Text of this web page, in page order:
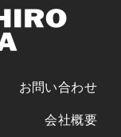
お問い合わせ
会社概要